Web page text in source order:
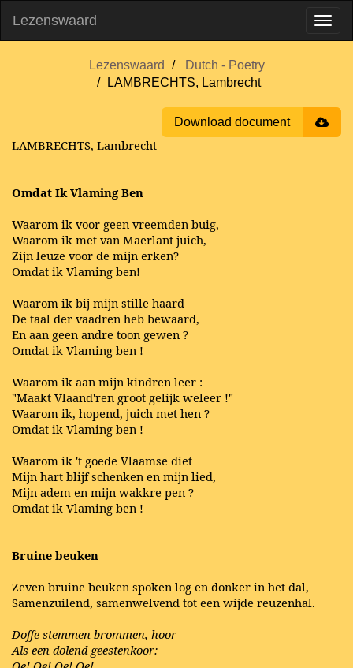
Lezenswaard
Lezenswaard
Dutch - Poetry
LAMBRECHTS, Lambrecht
Download document
LAMBRECHTS, Lambrecht
Omdat Ik Vlaming Ben
Waarom ik voor geen vreemden buig,
Waarom ik met van Maerlant juich,
Zijn leuze voor de mijn erken?
Omdat ik Vlaming ben!
Waarom ik bij mijn stille haard
De taal der vaadren heb bewaard,
En aan geen andre toon gewen ?
Omdat ik Vlaming ben !
Waarom ik aan mijn kindren leer :
"Maakt Vlaand'ren groot gelijk weleer !"
Waarom ik, hopend, juich met hen ?
Omdat ik Vlaming ben !
Waarom ik 't goede Vlaamse diet
Mijn hart blijf schenken en mijn lied,
Mijn adem en mijn wakkre pen ?
Omdat ik Vlaming ben !
Bruine beuken
Zeven bruine beuken spoken log en donker in het dal,
Samenzuilend, samenwelvend tot een wijde reuzenhal.
Doffe stemmen brommen, hoor
Als een dolend geestenkoor: